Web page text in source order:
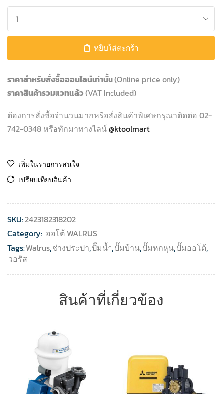
หยิบใส่ตะกร้า
ราคาสำหรับสั่งซื้อออนไลน์เท่านั้น(Online price only)
ราคาสินค้ารวมแวทแล้ว(VAT Included)
ต้องการสั่งซื้อจำนวนมากหรือสั่งสินค้าพิเศษกรุณาติดต่อ 02-
742-0348 หรือทักมาทางไลน์@ktoolmart
เพิ่มในรายการสนใจ
เปรียบเทียบสินค้า
SKU:2423182318202
Category: ออโต้ WALRUS
Tags:Walrus,ช่างประปา,ปั๊มน้ำ,ปั๊มบ้าน,ปั๊มหกหุน,ปั๊มออโต้,
วอรัส
สินค้าที่เกี่ยวข้อง